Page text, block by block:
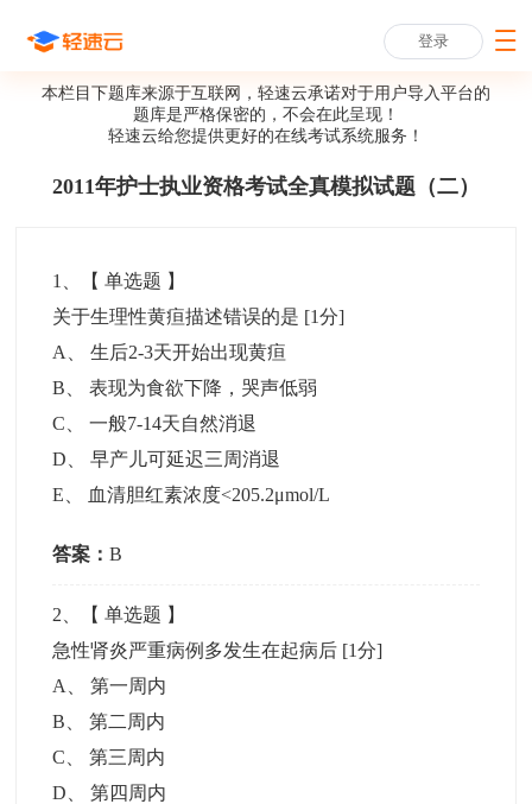
登录
本栏目下题库来源于互联网，轻速云承诺对于用户导入平台的
题库是严格保密的，不会在此呈现！
轻速云给您提供更好的在线考试系统服务！
2011年护士执业资格考试全真模拟试题（二）
1 、【单选题 】
关于生理性黄疸描述错误的是 [1分]
A
、生后2-3天开始出现黄疸
B 、表现为食欲下降，哭声低弱
C 、一般7-14天自然消退
D 、早产儿可延迟三周消退
E
血清胆红素浓度<205.2μmol/L
答案：B
2 、【单选题 】
急性肾炎严重病例多发生在起病后 [1分]
A
、第一周内
B 、第二周内
C 、第三周内
D 、第四周内